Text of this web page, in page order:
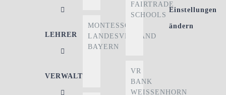
LEHRER
VERWALTUNG
MONTESSORI
LANDESVERBAND
BAYERN
FAIRTRADE
SCHOOLS
VR
BANK
WEISSENHORN
Einstellungen
ändern